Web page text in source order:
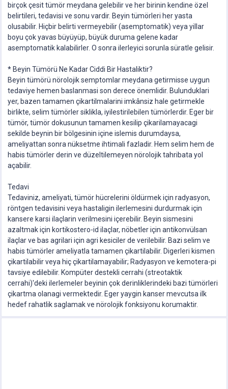
birçok çesit tümör meydana gelebilir ve her birinin kendine özel
belirtileri, tedavisi ve sonu vardir. Beyin tümörleri her yasta
olusabilir. Hiçbir belirti vermeyebilir (asemptomatik) veya yillar
boyu çok yavas büyüyüp, büyük duruma gelene kadar
asemptomatik kalabilirler. O sonra ilerleyici sorunla süratle gelisir.
* Beyin Tümörü Ne Kadar Ciddi Bir Hastaliktir?
Beyin tümörü nörolojik semptomlar meydana getirmisse uygun
tedaviye hemen baslanmasi son derece önemlidir. Bulunduklari
yer, bazen tamamen çikartilmalarini imkânsiz hale getirmekle
birlikte, selim tümörler siklikla, iyilestirilebilen tümörlerdir. Eger bir
tümör, tümör dokusunun tamamen kesilip çikarilamayacagi
sekilde beynin bir bölgesinin içine islemis durumdaysa,
ameliyattan sonra nüksetme ihtimali fazladir. Hem selim hem de
habis tümörler derin ve düzeltilemeyen nörolojik tahribata yol
açabilir.
Tedavi
Tedaviniz, ameliyati, tümör hücrelerini öldürmek için radyasyon,
röntgen tedavisini veya hastaligin ilerlemesini durdurmak için
kansere karsi ilaçlarin verilmesini içerebilir. Beyin sismesini
azaltmak için kortikostero-id ilaçlar, nöbetler için antikonvülsan
ilaçlar ve bas agrilari için agri kesiciler de verilebilir. Bazi selim ve
habis tümörler ameliyatla tamamen çikartilabilir. Digerleri kismen
çikartilabilir veya hiç çikartilamayabilir; Radyasyon ve kemotera-pi
tavsiye edilebilir. Kompüter destekli cerrahi (streotaktik
cerrahi)'deki ilerlemeler beyinin çok derinliklerindeki bazi tümörleri
çikartma olanagi vermektedir. Eger yaygin kanser mevcutsa ilk
hedef rahatlik saglamak ve nörolojik fonksiyonu korumaktir.